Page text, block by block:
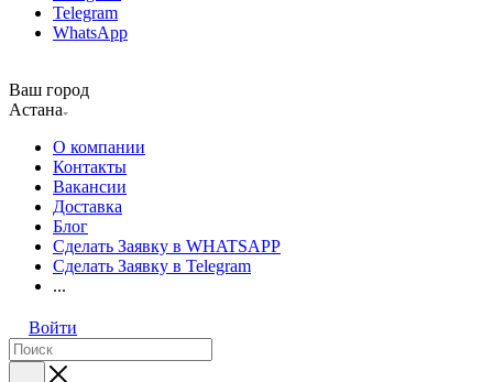
Telegram
WhatsApp
Ваш город
Астана
О компании
Контакты
Вакансии
Доставка
Блог
Сделать Заявку в WHATSAPP
Сделать Заявку в Telegram
...
Войти